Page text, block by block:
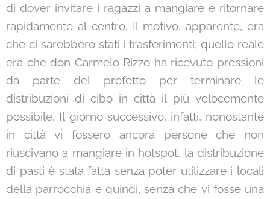
di dover invitare i ragazzi a mangiare e ritornare
rapidamente al centro. Il motivo, apparente, era
che ci sarebbero stati i trasferimenti; quello reale
era che don Carmelo Rizzo ha ricevuto pressioni
da parte del prefetto per terminare le
distribuzioni di cibo in città il più velocemente
possibile. Il giorno successivo, infatti, nonostante
in città vi fossero ancora persone che non
riuscivano a mangiare in hotspot, la distribuzione
di pasti è stata fatta senza poter utilizzare i locali
della parrocchia e quindi, senza che vi fosse una